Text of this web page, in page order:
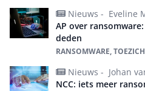
Nieuws - Eveline
AP over
deden
RANSOMWARE,
Nieuws - Johan
NCC: iets meer